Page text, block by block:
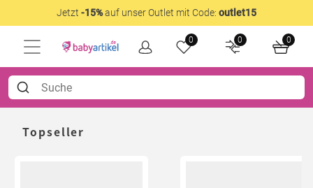
Jetzt -15%auf unser Outlet mit Code: outlet15
0 0 0
Topseller